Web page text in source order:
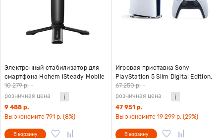
Электронный стабилизатор для
смартфона Hohem iSteady Mobile
Plus версия 2024 черный
10 279 р. -
розничная цена
9 488 р.
Вы экономите 791 р. (8%)
В корзину
Игровая приставка Sony
PlayStation 5 Slim Digital Edition,
без дисковода
67 250 р. -
розничная цена
47 951 р.
Вы экономите 19 299 р. (29%)
В корзину